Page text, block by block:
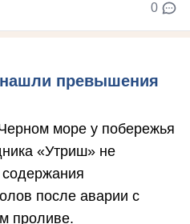
0
превышения
море у побережья
«Утриш» не
после аварии с
проливе.